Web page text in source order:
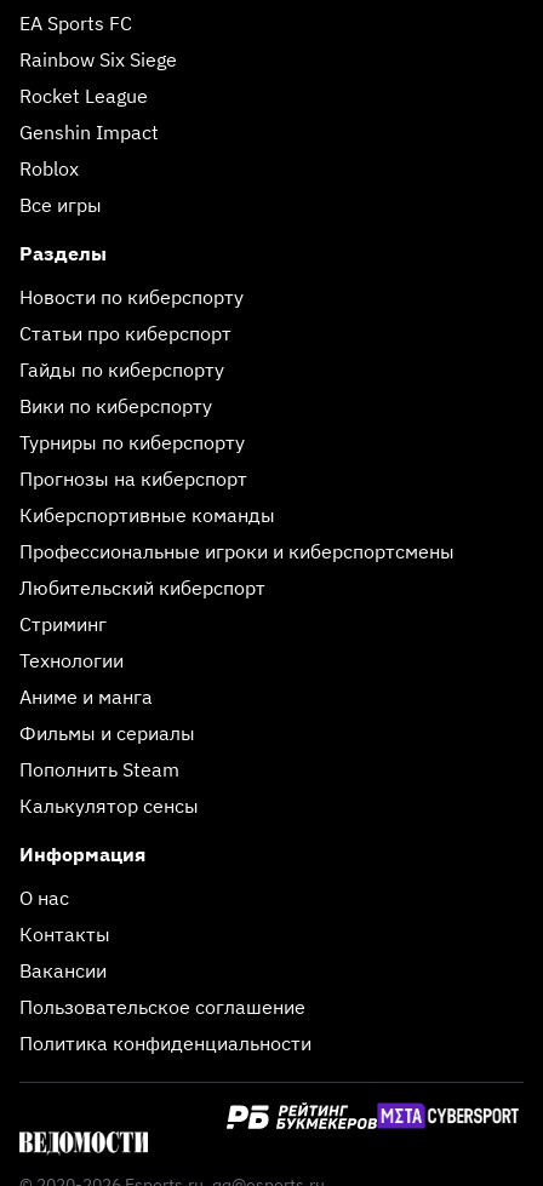
EA Sports FC
Rainbow Six Siege
Rocket League
Genshin Impact
Roblox
Все игры
Разделы
Новости по киберспорту
Статьи про киберспорт
Гайды по киберспорту
Вики по киберспорту
Турниры по киберспорту
Прогнозы на киберспорт
Киберспортивные команды
Профессиональные игроки и киберспортсмены
Любительский киберспорт
Стриминг
Технологии
Аниме и манга
Фильмы и сериалы
Пополнить Steam
Калькулятор сенсы
Информация
О нас
Контакты
Вакансии
Пользовательское соглашение
Политика конфиденциальности